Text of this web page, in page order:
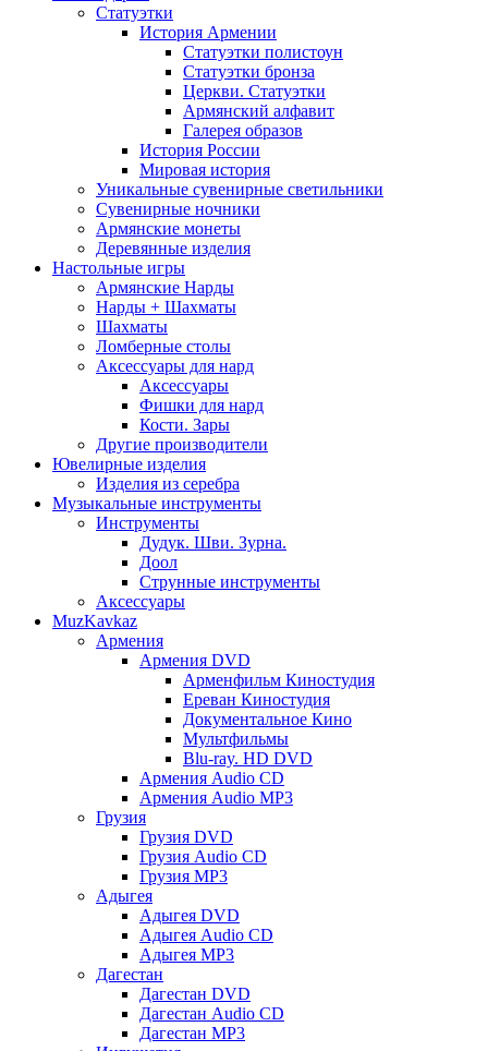
Статуэтки
История Армении
Статуэтки полистоун
Статуэтки бронза
Церкви. Статуэтки
Армянский алфавит
Галерея образов
История России
Мировая история
Уникальные сувенирные светильники
Сувенирные ночники
Армянские монеты
Деревянные изделия
Настольные игры
Армянские Нарды
Нарды + Шахматы
Шахматы
Ломберные столы
Аксессуары для нард
Аксессуары
Фишки для нард
Кости. Зары
Другие производители
Ювелирные изделия
Изделия из серебра
Музыкальные инструменты
Инструменты
Дудук. Шви. Зурна.
Доол
Струнные инструменты
Аксессуары
MuzKavkaz
Армения
Армения DVD
Арменфильм Киностудия
Ереван Киностудия
Документальное Кино
Мультфильмы
Blu-ray. HD DVD
Армения Audio CD
Армения Audio MP3
Грузия
Грузия DVD
Грузия Audio CD
Грузия MP3
Адыгея
Адыгея DVD
Адыгея Audio CD
Адыгея MP3
Дагестан
Дагестан DVD
Дагестан Audio CD
Дагестан MP3